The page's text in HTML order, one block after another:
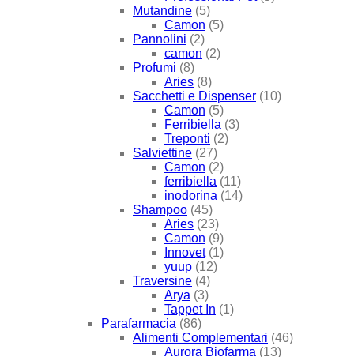
Mutandine (5)
Camon (5)
Pannolini (2)
camon (2)
Profumi (8)
Aries (8)
Sacchetti e Dispenser (10)
Camon (5)
Ferribiella (3)
Treponti (2)
Salviettine (27)
Camon (2)
ferribiella (11)
inodorina (14)
Shampoo (45)
Aries (23)
Camon (9)
Innovet (1)
yuup (12)
Traversine (4)
Arya (3)
Tappet In (1)
Parafarmacia (86)
Alimenti Complementari (46)
Aurora Biofarma (13)